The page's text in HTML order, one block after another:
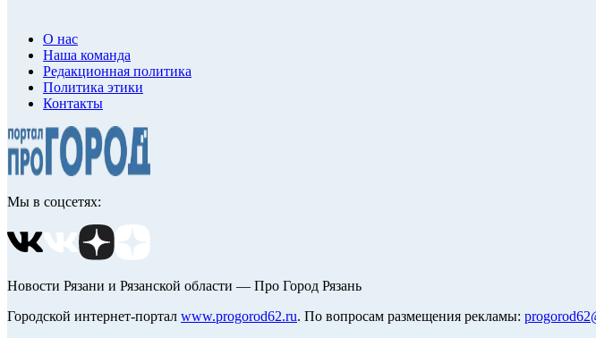
О нас
Наша команда
Редакционная политика
Политика этики
Контакты
Мы в соцсетях:
Новости Рязани и Рязанской области — Про Город Рязань
Городской интернет-портал www.progorod62.ru. По вопросам размещения рекламы: